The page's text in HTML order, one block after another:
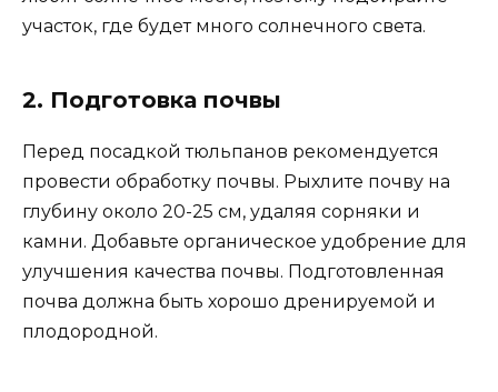
участок, где будет много солнечного света.
2. Подготовка почвы
Перед посадкой тюльпанов рекомендуется
провести обработку почвы. Рыхлите почву на
глубину около 20-25 см, удаляя сорняки и
камни. Добавьте органическое удобрение для
улучшения качества почвы. Подготовленная
почва должна быть хорошо дренируемой и
плодородной.